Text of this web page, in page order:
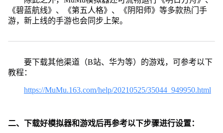
《碧蓝航线》、《第五人格》、《阴阳师》等多款热门手
游，新上线的手游也会同步上架。
要下载其他渠道（B站、华为等）的游戏，可参考以下
教程：
https://MuMu.163.com/help/20210525/35044_949950.html
二、下载好模拟器和游戏后再参考以下步骤进行设置：